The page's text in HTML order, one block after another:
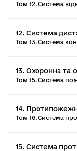
Том 12. Система
12. Система
Том 13. Система
13. Охоронна та
Том 15. Система
14.
Том 16. Система
15. Система